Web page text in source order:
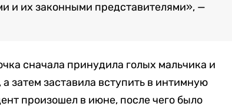
и их законными представителями», —
сначала принудила голых мальчика и
затем заставила вступить в интимную
произошел в июне, после чего было